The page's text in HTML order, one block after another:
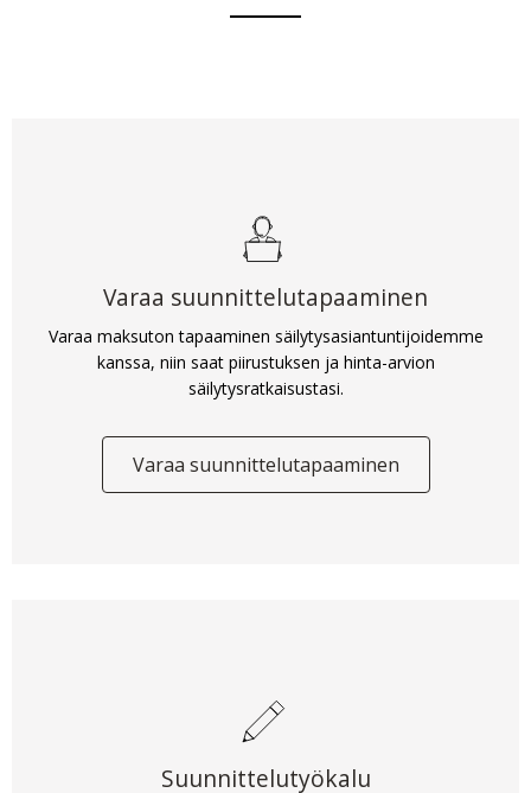
Varaa suunnittelutapaaminen
Varaa maksuton tapaaminen säilytysasiantuntijoidemme
kanssa, niin saat piirustuksen ja hinta-arvion
säilytysratkaisustasi.
Varaa suunnittelutapaaminen
Suunnittelutyökalu